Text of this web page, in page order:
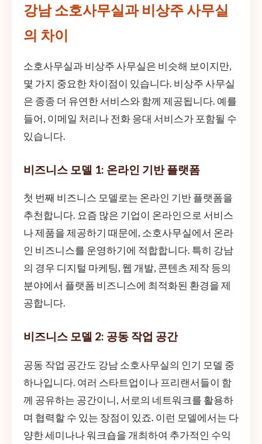
강남 소호사무실과 비상주 사무실
의 차이
소호사무실과 비상주 사무실은 비슷해 보이지만,
몇 가지 중요한 차이점이 있습니다. 비상주 사무실
은 종종 더 유연한 서비스와 함께 제공됩니다. 예를
들어, 이메일 처리나 전화 응대 서비스가 포함될 수
있습니다.
비즈니스 모델 1: 온라인 기반 플랫폼
첫 번째 비즈니스 모델로는 온라인 기반 플랫폼을
추천합니다. 요즘 많은 기업이 온라인으로 서비스
나 제품을 제공하기 때문에, 소호사무실에서 온라
인 비즈니스를 운영하기에 적합합니다. 특히 강남
의 경우 디지털 마케팅, 웹 개발, 콘텐츠 제작 등의
분야에서 플랫폼 비즈니스에 최적화된 환경을 제
공합니다.
비즈니스 모델 2: 공동 작업 공간
공동 작업 공간도 강남 소호사무실의 인기 모델 중
하나입니다. 여러 스타트업이나 프리랜서들이 함
께 공유하는 공간이니, 서로의 네트워크를 활용하
며 협력할 수 있는 장점이 있죠. 이런 모델에서는 다
양한 세미나나 워크숍을 개최하여 추가적인 수익